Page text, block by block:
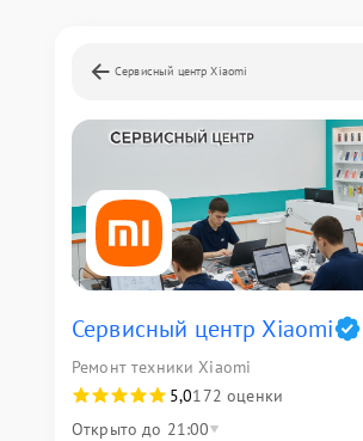
Сервисный центр Xiaomi
Сервисный центр Xiaomi
Ремонт техники Xiaomi
5,0172 оценки
Открыто до 21:00